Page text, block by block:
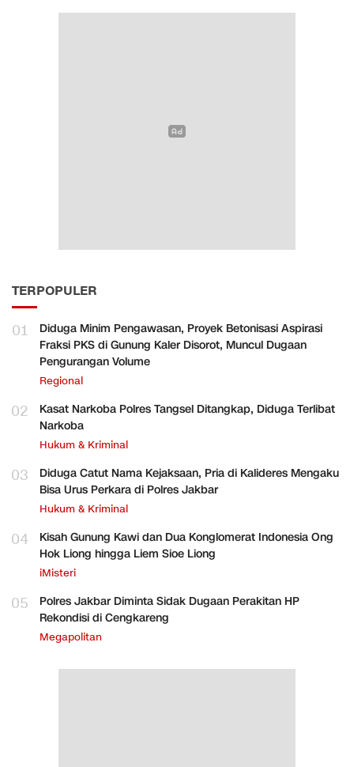
TERPOPULER
01
Diduga Minim Pengawasan, Proyek Betonisasi Aspirasi
Fraksi PKS di Gunung Kaler Disorot, Muncul Dugaan
Pengurangan Volume
Regional
02
Kasat Narkoba Polres Tangsel Ditangkap, Diduga Terlibat
Narkoba
Hukum & Kriminal
03
Diduga Catut Nama Kejaksaan, Pria di Kalideres Mengaku
Bisa Urus Perkara di Polres Jakbar
Hukum & Kriminal
04
Kisah Gunung Kawi dan Dua Konglomerat Indonesia Ong
Hok Liong hingga Liem Sioe Liong
iMisteri
05
Polres Jakbar Diminta Sidak Dugaan Perakitan HP
Rekondisi di Cengkareng
Megapolitan